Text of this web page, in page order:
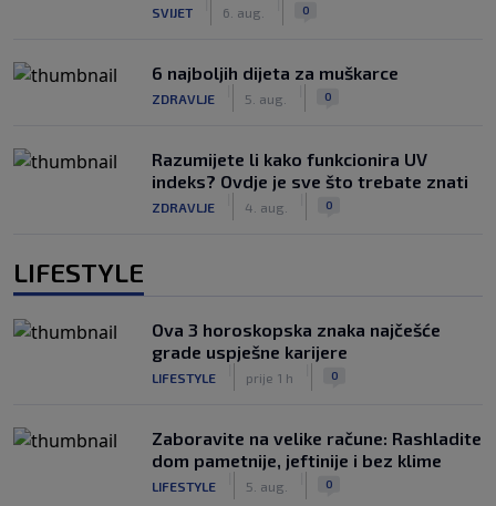
SVIJET 6. aug. 0
6 najboljih dijeta za muškarce
ZDRAVLJE 5. aug. 0
Razumijete li kako funkcionira UV
indeks? Ovdje je sve što trebate znati
ZDRAVLJE 4. aug. 0
LIFESTYLE
Ova 3 horoskopska znaka najčešće
grade uspješne karijere
LIFESTYLE prije 1 h 0
Zaboravite na velike račune: Rashladite
dom pametnije, jeftinije i bez klime
LIFESTYLE 5. aug. 0